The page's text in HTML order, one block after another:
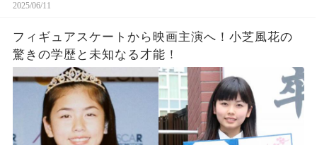
2025/06/11
フィギュアスケートから映画主演へ！小芝風花の
驚きの学歴と未知なる才能！